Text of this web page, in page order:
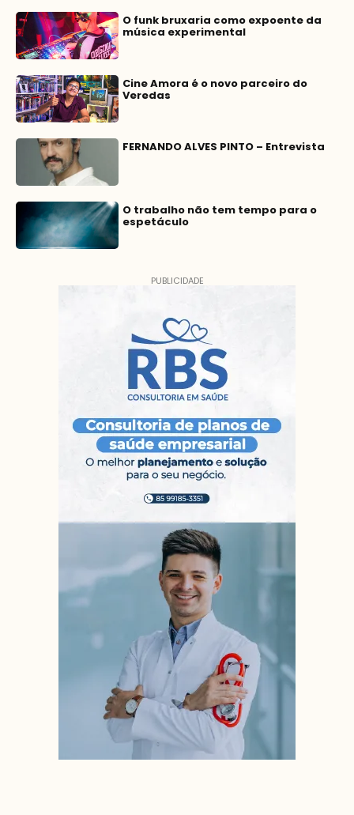
O funk bruxaria como expoente da
música experimental
Cine Amora é o novo parceiro do
Veredas
FERNANDO ALVES PINTO – Entrevista
O trabalho não tem tempo para o
espetáculo
PUBLICIDADE